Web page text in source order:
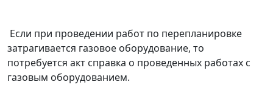
Если при проведении работ по перепланировке
затрагивается газовое оборудование, то
потребуется акт справка о проведенных работах с
газовым оборудованием.